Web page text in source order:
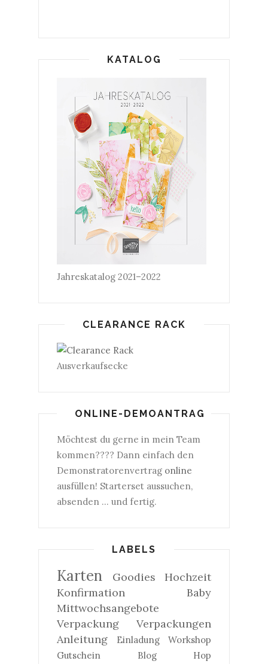
KATALOG
Jahreskatalog 2021–2022
CLEARANCE RACK
Ausverkaufsecke
ONLINE-DEMOANTRAG
Möchtest du gerne in mein Team
kommen???? Dann einfach den
Demonstratorenvertrag online
ausfüllen! Starterset aussuchen,
absenden ... und fertig.
LABELS
Karten Goodies
Hochzeit
Konfirmation
Baby
Mittwochsangebote
Verpackung
Verpackungen
Anleitung
Einladung
Workshop
Gutschein
Blog Hop